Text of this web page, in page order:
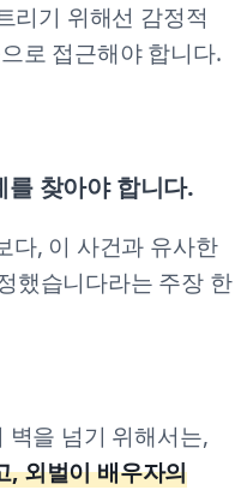
리기 위해선 감정적
로 접근해야 합니다.
찾아야 합니다.
다, 이 사건과 유사한
했습니다라는 주장 한
벽을 넘기 위해서는,
, 외벌이 배우자의